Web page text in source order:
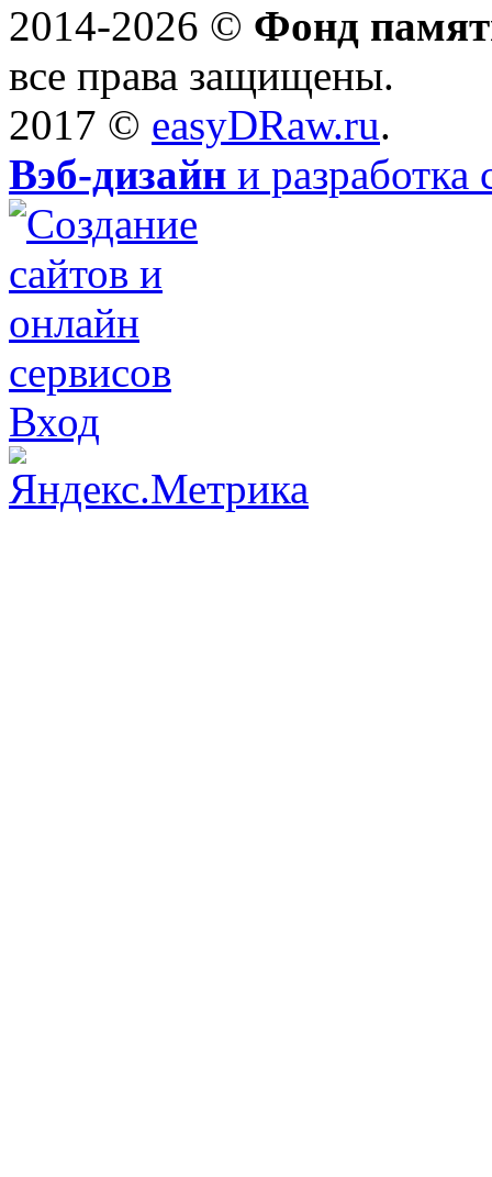
2014-2026 © Фонд
все права защищены.
2017 © easyDRaw.ru.
Вэб-дизайн и разработка
Вход